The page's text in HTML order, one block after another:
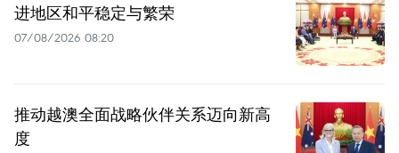
进地区和平稳定与繁荣
07/08/2026 08:20
推动越澳全面战略伙伴关系迈向新高
度